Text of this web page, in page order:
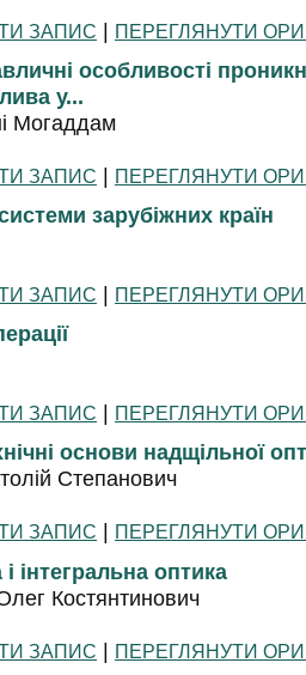
ЗАПИС | ПЕРЕГЛЯНУТИ
особливості
у...
Могаддам
ЗАПИС | ПЕРЕГЛЯНУТИ
зарубіжних країн
ЗАПИС | ПЕРЕГЛЯНУТИ
ЗАПИС | ПЕРЕГЛЯНУТИ
основи надщільної
Степанович
ЗАПИС | ПЕРЕГЛЯНУТИ
інтегральна оптика
Костянтинович
ЗАПИС | ПЕРЕГЛЯНУТИ